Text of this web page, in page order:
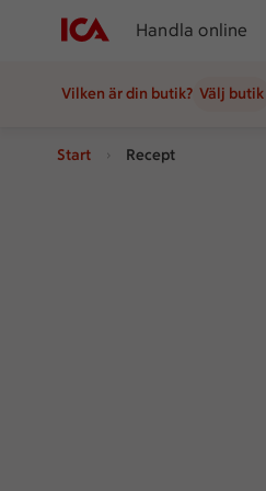
Handla online
Vilken är din butik? Välj butik
Start Recept